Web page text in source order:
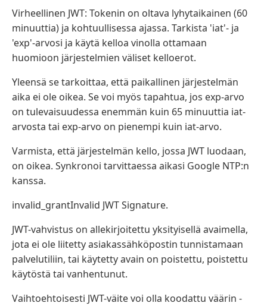
Virheellinen JWT: Tokenin on oltava lyhytaikainen (60
minuuttia) ja kohtuullisessa ajassa. Tarkista 'iat'- ja
'exp'-arvosi ja käytä kelloa vinolla ottamaan
huomioon järjestelmien väliset kelloerot.
Yleensä se tarkoittaa, että paikallinen järjestelmän
aika ei ole oikea. Se voi myös tapahtua, jos exp-arvo
on tulevaisuudessa enemmän kuin 65 minuuttia iat-
arvosta tai exp-arvo on pienempi kuin iat-arvo.
Varmista, että järjestelmän kello, jossa JWT luodaan,
on oikea. Synkronoi tarvittaessa aikasi Google NTP:n
kanssa.
invalid_grantInvalid JWT Signature.
JWT-vahvistus on allekirjoitettu yksityisellä avaimella,
jota ei ole liitetty asiakassähköpostin tunnistamaan
palvelutiliin, tai käytetty avain on poistettu, poistettu
käytöstä tai vanhentunut.
Vaihtoehtoisesti JWT-väite voi olla koodattu väärin -